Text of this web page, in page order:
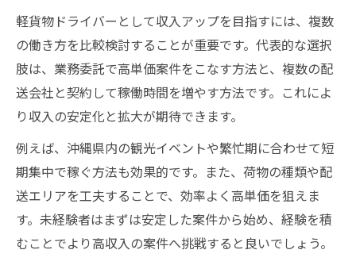
軽貨物ドライバーとして収入アップを目指すには、複数
の働き方を比較検討することが重要です。代表的な選択
肢は、業務委託で高単価案件をこなす方法と、複数の配
送会社と契約して稼働時間を増やす方法です。これによ
り収入の安定化と拡大が期待できます。
例えば、沖縄県内の観光イベントや繁忙期に合わせて短
期集中で稼ぐ方法も効果的です。また、荷物の種類や配
送エリアを工夫することで、効率よく高単価を狙えま
す。未経験者はまずは安定した案件から始め、経験を積
むことでより高収入の案件へ挑戦すると良いでしょう。